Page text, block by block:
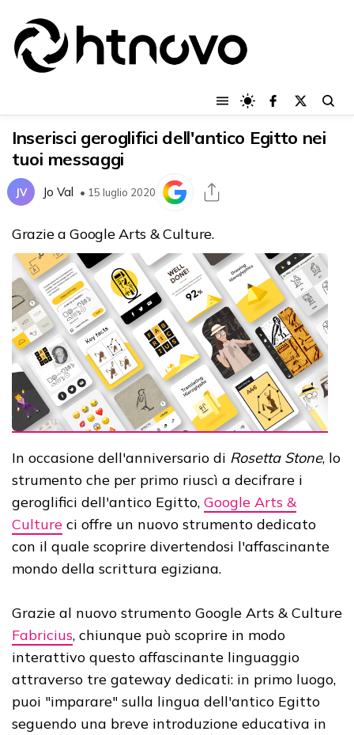
Inserisci geroglifici dell'antico Egitto nei
tuoi messaggi
JV Jo Val • 15 luglio 2020
Grazie a Google Arts & Culture.
In occasione dell'anniversario di Rosetta Stone, lo
strumento che per primo riuscì a decifrare i
geroglifici dell'antico Egitto, Google Arts &
Culture ci offre un nuovo strumento dedicato
con il quale scoprire divertendosi l'affascinante
mondo della scrittura egiziana.
Grazie al nuovo strumento Google Arts & Culture
Fabricius, chiunque può scoprire in modo
interattivo questo affascinante linguaggio
attraverso tre gateway dedicati: in primo luogo,
puoi "imparare" sulla lingua dell'antico Egitto
seguendo una breve introduzione educativa in